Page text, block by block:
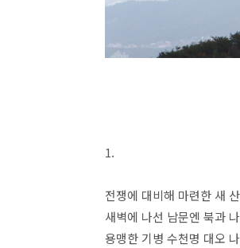
1.
전쟁에 대비해 마련한 새
새벽에 나선 남문엔 북과
용맹한 기병 수천명 대오